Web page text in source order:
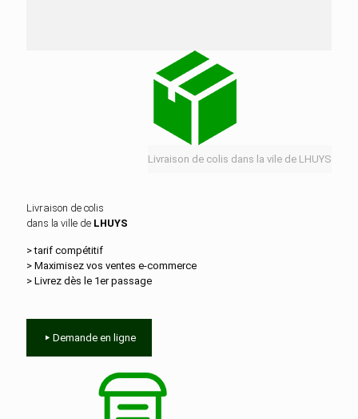
Livraison de colis dans la vile de LHUYS
Livraison de colis
dans la ville de LHUYS
> tarif compétitif
> Maximisez vos ventes e‑commerce
> Livrez dès le 1er passage
Demande en ligne